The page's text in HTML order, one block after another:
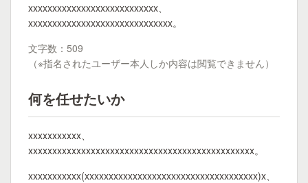
xxxxxxxxxxxxxxxxxxxxxxxxxxx、
xxxxxxxxxxxxxxxxxxxxxxxxxxxxxx。
文字数：509
（※指名されたユーザー本人しか内容は閲覧できません）
何を任せたいか
xxxxxxxxxxx、
xxxxxxxxxxxxxxxxxxxxxxxxxxxxxxxxxxxxxxxxxxxxxxx。
xxxxxxxxxxx(xxxxxxxxxxxxxxxxxxxxxxxxxxxxxxxxxxxx)x、